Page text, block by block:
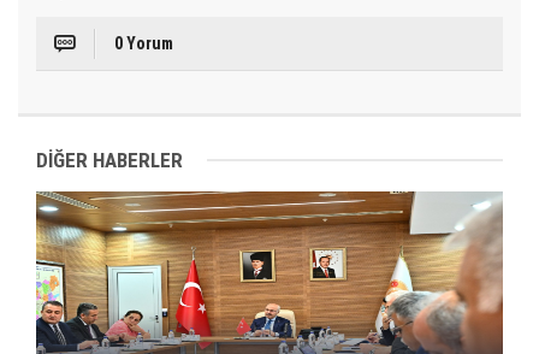
0 Yorum
DİĞER HABERLER